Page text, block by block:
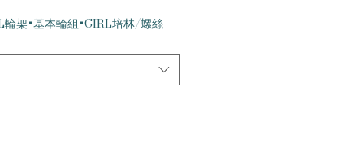
格
架+基本輪組+GIRL培林/螺絲